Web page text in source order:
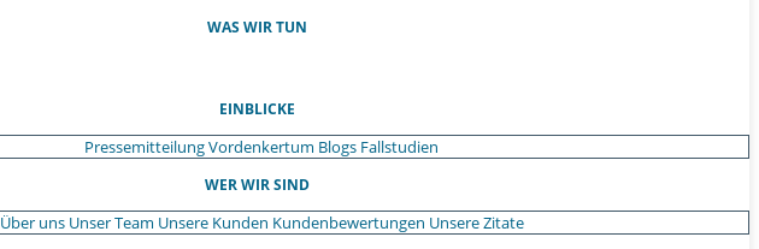
WAS WIR TUN
EINBLICKE
PressemitteilungVordenkertum Blogs Fallstudien
WER WIR SIND
Über uns Unser Team Unsere Kunden Kundenbewertungen Unsere Zitate